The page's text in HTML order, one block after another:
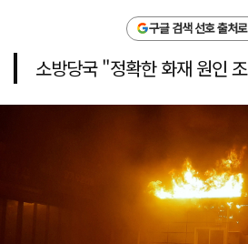
구글 검색 선호 출처
소방당국 "정확한 화재 원인